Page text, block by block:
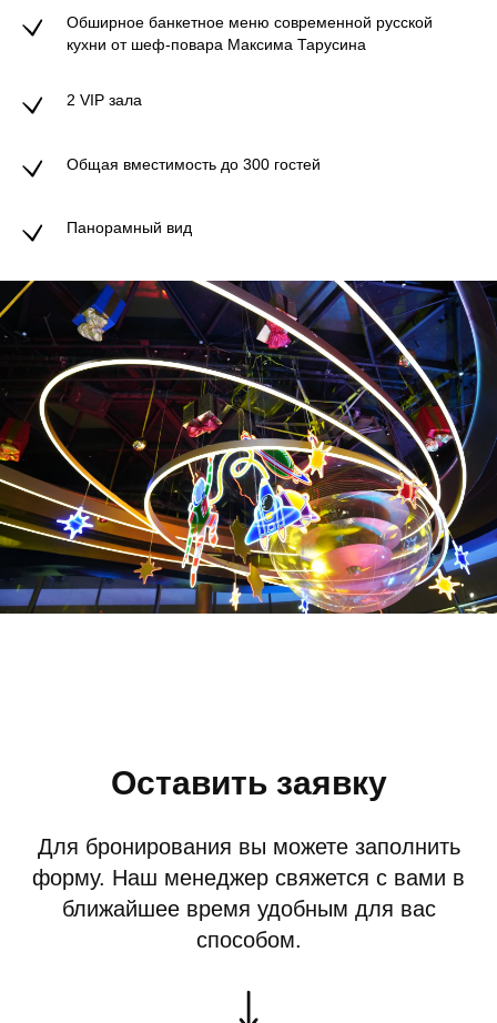
Обширное банкетное меню современной русской
кухни от шеф-повара Максима Тарусина
2 VIP зала
Общая вместимость до 300 гостей
Панорамный вид
Оставить заявку
Для бронирования вы можете заполнить
форму. Наш менеджер свяжется с вами в
ближайшее время удобным для вас
способом.